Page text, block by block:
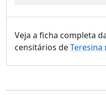
Veja a ficha completa
censitários deTeresina